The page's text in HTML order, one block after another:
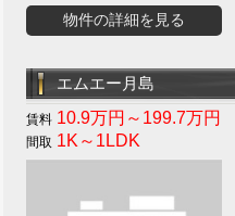
物件の詳細を見る
エムエー月島
10.9万円～199.7万円
1K～1LDK